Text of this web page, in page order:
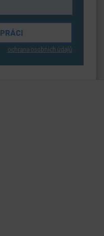
ochrana osobních údajů